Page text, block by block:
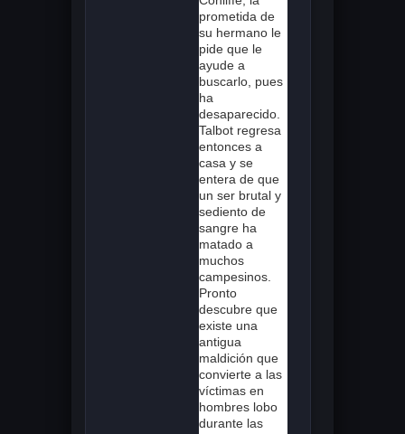
prometida de
su hermano le
pide que le
ayude a
buscarlo, pues
ha
desaparecido.
Talbot regresa
entonces a
casa y se
entera de que
un ser brutal y
sediento de
sangre ha
matado a
muchos
campesinos.
Pronto
descubre que
existe una
antigua
maldición que
convierte a las
víctimas en
hombres lobo
durante las